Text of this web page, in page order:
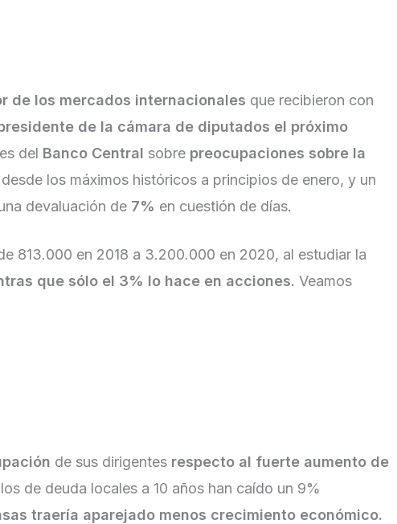
de los mercados internacionales que recibieron con
de la cámara de diputados el próximo
del Banco Central sobre preocupaciones sobre la
los máximos históricos a principios de enero, y un
devaluación de 7% en cuestión de días.
813.000 en 2018 a 3.200.000 en 2020, al estudiar la
que sólo el 3% lo hace en acciones. Veamos
de sus dirigentes respecto al fuerte aumento de
de deuda locales a 10 años han caído un 9%
traería aparejado menos crecimiento económico.